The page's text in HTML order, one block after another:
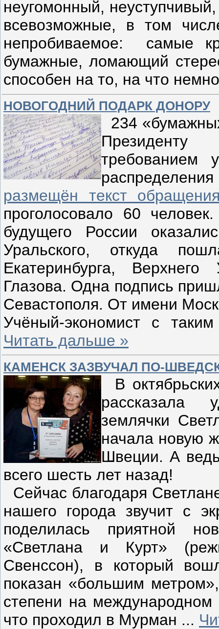
неугомонный,
всевозможные, в том
непробиваемое: самые
бумажные, ломающий
способен на то, на что
НОВОГОДНИЙ ПОДАРК ДОНОРУ
234
требованием
размещён текст
проголосовало 60
будущего России
Уральского, откуда
Екатеринбурга,
Глазова. Одна подпись
Севастополя. От имени
Учёный-экономист с
Читать дальше »
КАМЕНСК ЗАЗВУЧАЛ ПО-
В
рассказала
землячки
начала новую
Швеции. А
всего шесть лет назад!
Сейчас благодаря
нашего города звучит с
поделилась приятной
«Светлана и Курт»
Свенссон), в который
показан «большим
степени на
что проходил в Мурман ...